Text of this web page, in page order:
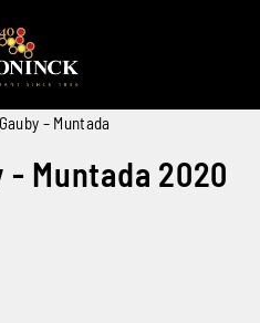
– Muntada
- Muntada 2020